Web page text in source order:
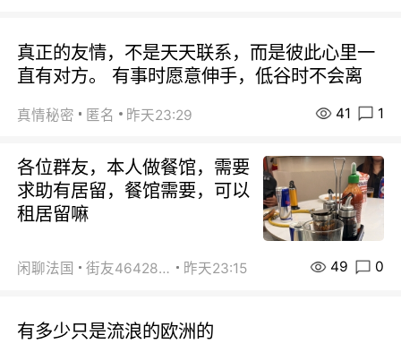
真正的友情，不是天天联系，而是彼此心里一
直有对方。 有事时愿意伸手，低谷时不会离
真情秘密 匿名 昨天23:29 41 1
各位群友，本人做餐馆，需要
求助有居留，餐馆需要，可以
租居留嘛
闲聊法国 街友46428878 昨天23:15 49 0
有多少只是流浪的欧洲的